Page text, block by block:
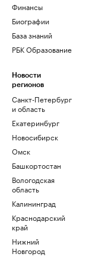
Финансы
Биографии
База знаний
РБК Образование
Новости
регионов
Санкт-Петербург
и область
Екатеринбург
Новосибирск
Омск
Башкортостан
Вологодская
область
Калининград
Краснодарский
край
Нижний
Новгород